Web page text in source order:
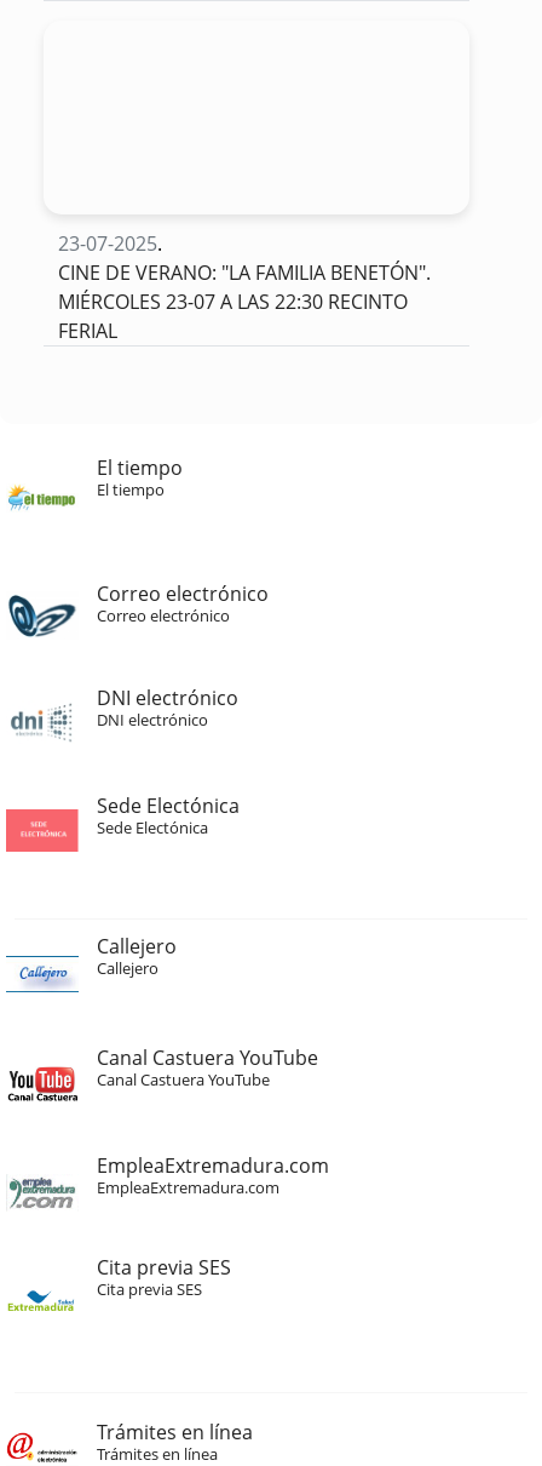
23-07-2025.
CINE DE VERANO: "LA FAMILIA BENETÓN".
MIÉRCOLES 23-07 A LAS 22:30 RECINTO
FERIAL
El tiempo
El tiempo
Correo electrónico
Correo electrónico
DNI electrónico
DNI electrónico
Sede Electónica
Sede Electónica
Callejero
Callejero
Canal Castuera YouTube
Canal Castuera YouTube
EmpleaExtremadura.com
EmpleaExtremadura.com
Cita previa SES
Cita previa SES
Trámites en línea
Trámites en línea